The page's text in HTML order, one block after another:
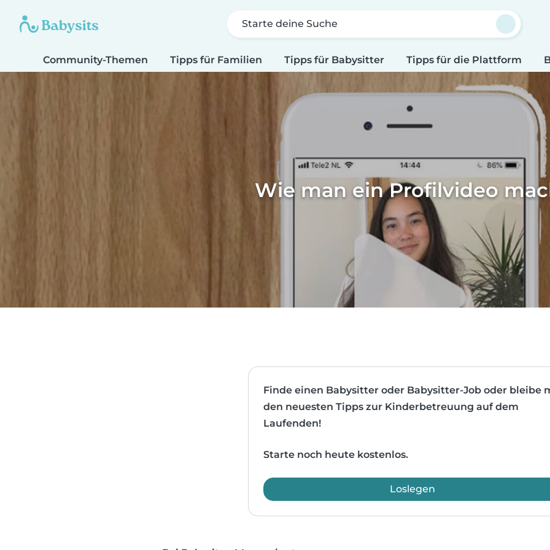
Starte deine Suche
Community-Themen Tipps für Familien Tipps für Babysitter Tipps für die Plattform
Wie man ein Profilvideo
Finde einen Babysitter oder Babysitter-Job oder bleibe
den neuesten Tipps zur Kinderbetreuung auf dem
Laufenden!
Starte noch heute kostenlos.
Loslegen